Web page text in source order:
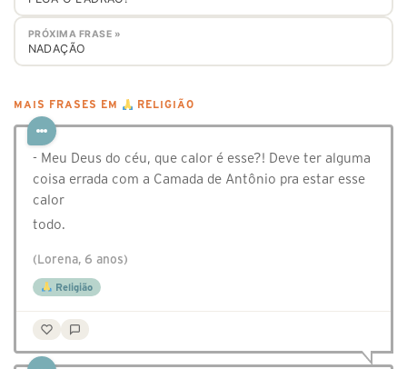
PRÓXIMA FRASE »
NADAÇÃO
MAIS FRASES EM RELIGIÃO
- Meu Deus do céu, que calor é esse?! Deve ter alguma
coisa errada com a Camada de Antônio pra estar esse
calor
todo.
(Lorena, 6 anos)
Religião